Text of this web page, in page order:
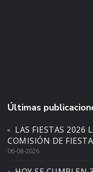
Últimas
LAS FIESTAS 2026
COMISIÓN DE
06-08-2026